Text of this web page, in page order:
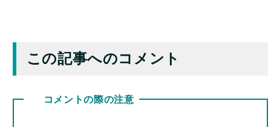
この記事へのコメント
コメントの際の注意